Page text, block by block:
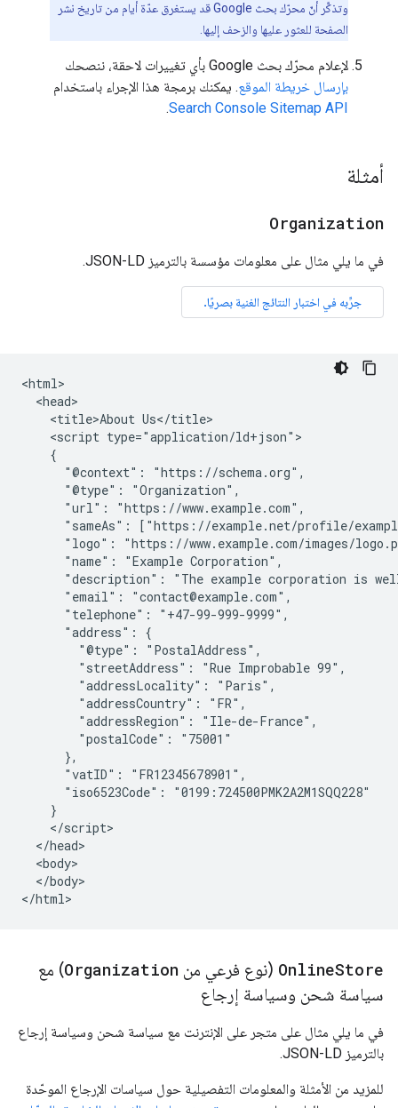
وتذكَّر أنّ محرّك بحث Google قد يستغرق عدّة أيام من تاريخ نشر
الصفحة للعثور عليها والزحف إليها.
لإعلام محرّك بحث Google بأي تغييرات لاحقة، ننصحك
بإرسال خريطة الموقع. يمكنك برمجة هذا الإجراء باستخدام
Search Console Sitemap API
.
أمثلة
Organization
في ما يلي مثال على معلومات مؤسسة بالترميز JSON-LD.
<html>
  <head>
    <title>About Us</title>
    <script type="application/ld+json">
    {
      "@context": "https://schema.org",
      "@type": "Organization",
      "url": "https://www.example.com",
"sameAs": ["https://example.net/profile/
"logo": "https://www.example.com/images/
      "name": "Example Corporation",
"description": "The example corporation is
      "email": "contact@example.com",
      "telephone": "+47-99-999-9999",
      "address": {
        "@type": "PostalAddress",
        "streetAddress": "Rue Improbable 99",
        "addressLocality": "Paris",
        "addressCountry": "FR",
        "addressRegion": "Ile-de-France",
        "postalCode": "75001"
      },
      "vatID": "FR12345678901",
      "iso6523Code": "0199:724500PMK2A2M1SQQ228"
    }
    </script>
  </head>
  <body>
  </body>
</html>
OnlineStore (نوع فرعي من Organization) مع
سياسة شحن وسياسة إرجاع
في ما يلي مثال على متجر على الإنترنت مع سياسة شحن وسياسة إرجاع
بالترميز JSON-LD.
للمزيد من الأمثلة والمعلومات التفصيلية حول سياسات الإرجاع الموحّدة